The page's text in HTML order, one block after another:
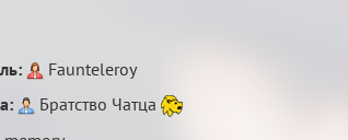
Faunteleroy
Братство Чатца